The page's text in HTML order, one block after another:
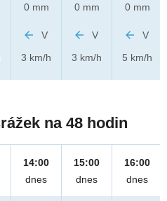
0 mm
V
3 km/h
0 mm
V
3 km/h
0 mm
V
5 km/h
na 48 hodin
14:00
dnes
15:00
dnes
16:00
dnes